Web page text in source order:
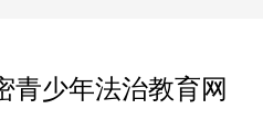
青少年法治教育网